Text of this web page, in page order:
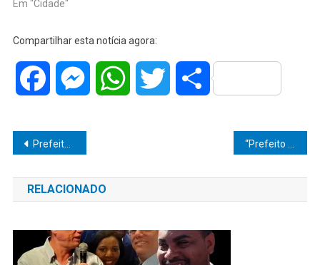
Em "Cidade"
Compartilhar esta notícia agora:
Facebook MessengerWhatsAppTwitter Share
Navegação
de
Post
Prefeitura de Pompeia Celebra Prorrogação das Inscrições para Vestibular da UNIVESP: Prefeita Tina Destaca Importância da Educação Superior para a Comunidade
RELACIONADO